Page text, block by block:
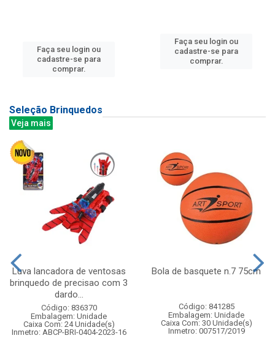
Faça seu login ou
cadastre-se para
comprar.
Faça seu login ou
cadastre-se para
comprar.
Seleção Brinquedos
Veja mais
Luva lancadora de ventosas
brinquedo de precisao com 3
dardo...
Código: 836370
Embalagem: Unidade
Caixa Com: 24 Unidade(s)
Inmetro: ABCP-BRI-0404-2023-16
Bola de basquete n.7 75cm
Código: 841285
Embalagem: Unidade
Caixa Com: 30 Unidade(s)
Inmetro: 007517/2019